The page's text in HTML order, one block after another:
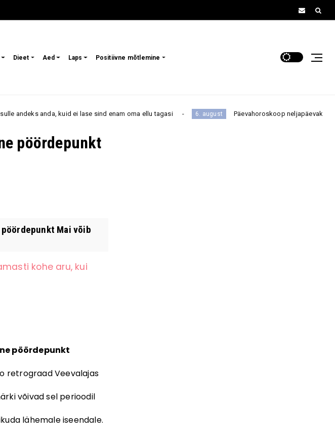
Dieet Aed Laps Positiivne mõtlemine
kuid ei lase sind enam oma ellu tagasi 6. august Päevahoroskoop neljapäevaks, 6. augustiks: üks
pöördepunkt
Mai võib
kohe aru, kui
pöördepunkt
retrograad Veevalajas
võivad sel perioodil
lähemale iseendale.